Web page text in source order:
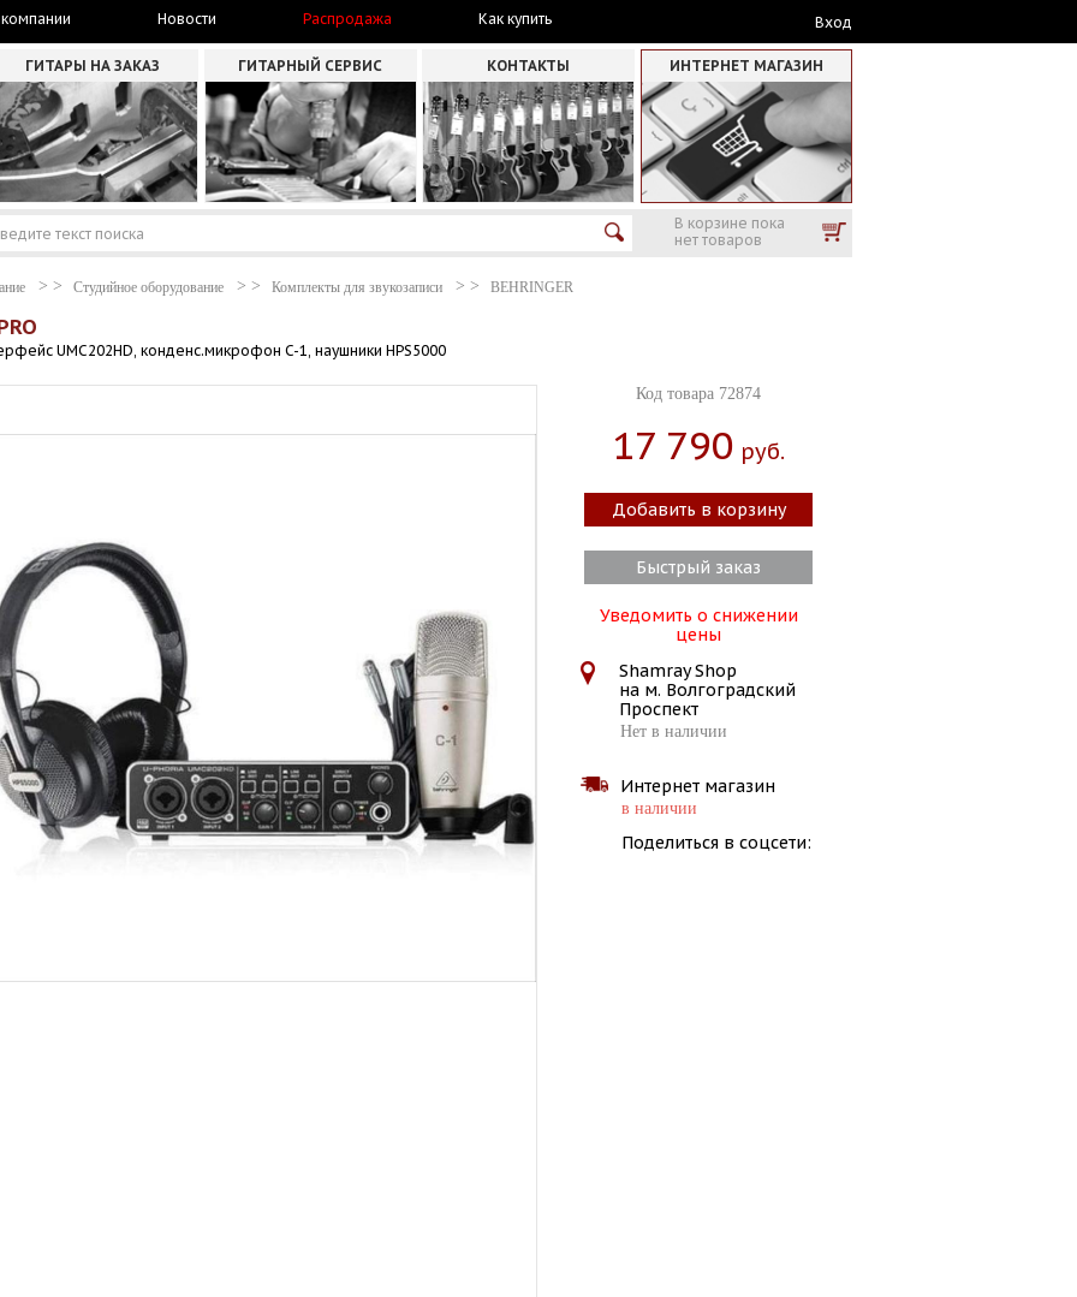
Новости Распродажа Как купить Вход
ГИТАРЫ НА ЗАКАЗ ГИТАРНЫЙ СЕРВИС КОНТАКТЫ ИНТЕРНЕТ МАГАЗИН
В корзине пока
нет товаров
Студийное оборудование Комплекты для звукозаписи BEHRINGER
UMC202HD, конденс.микрофон C-1, наушники HPS5000
Код товара 72874
17 790 Руб.
Добавить в корзину
Быстрый заказ
Уведомить о снижении
цены
Shamray Shop
на м. Волгоградский
Проспект
Нет в наличии
Интернет магазин
в наличии
Поделиться в соцсети: